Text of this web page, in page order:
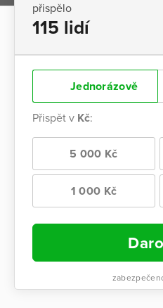
přispělo
115 lidí
Jednorázově
Přispět v Kč:
5 000 Kč
1 000 Kč